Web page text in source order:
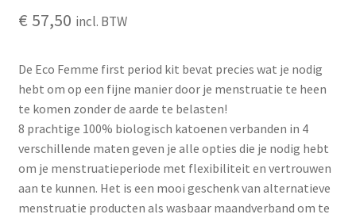
€ 57,50 incl. BTW
De Eco Femme first period kit bevat precies wat je nodig
hebt om op een fijne manier door je menstruatie te heen
te komen zonder de aarde te belasten!
8 prachtige 100% biologisch katoenen verbanden in 4
verschillende maten geven je alle opties die je nodig hebt
om je menstruatieperiode met flexibiliteit en vertrouwen
aan te kunnen. Het is een mooi geschenk van alternatieve
menstruatie producten als wasbaar maandverband om te